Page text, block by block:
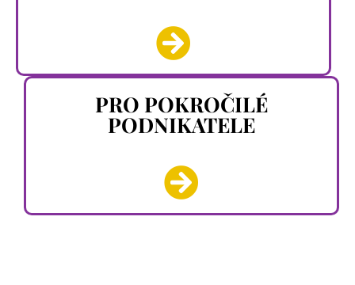
PRO POKROČILÉ
PODNIKATELE